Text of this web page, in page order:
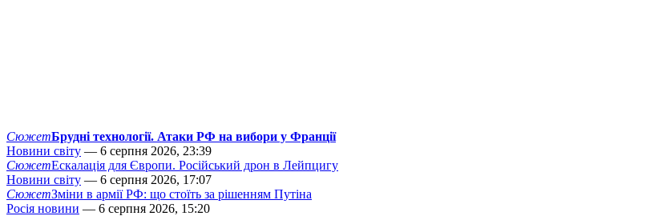
СюжетБрудні технології. Атаки РФ на вибори у Франції
Новини світу — 6 серпня 2026, 23:39
СюжетЕскалація для Європи. Російський дрон в Лейпцигу
Новини світу — 6 серпня 2026, 17:07
СюжетЗміни в армії РФ: що стоїть за рішенням Путіна
Росія новини — 6 серпня 2026, 15:20